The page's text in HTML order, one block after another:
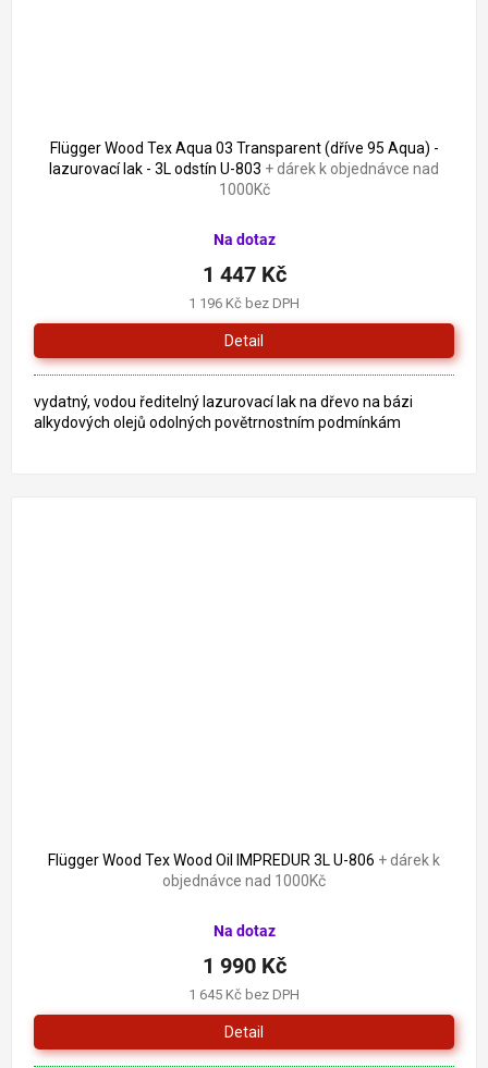
Flügger Wood Tex Aqua 03 Transparent (dříve 95 Aqua) -
lazurovací lak - 3L odstín U-803 + dárek k objednávce nad
1000Kč
Na dotaz
1 196 Kč bez DPH
1 447 Kč
Detail
vydatný, vodou ředitelný lazurovací lak na dřevo na bázi
alkydových olejů odolných povětrnostním podmínkám
Flügger Wood Tex Wood Oil IMPREDUR 3L U-806 + dárek k
objednávce nad 1000Kč
Na dotaz
1 645 Kč bez DPH
1 990 Kč
Detail